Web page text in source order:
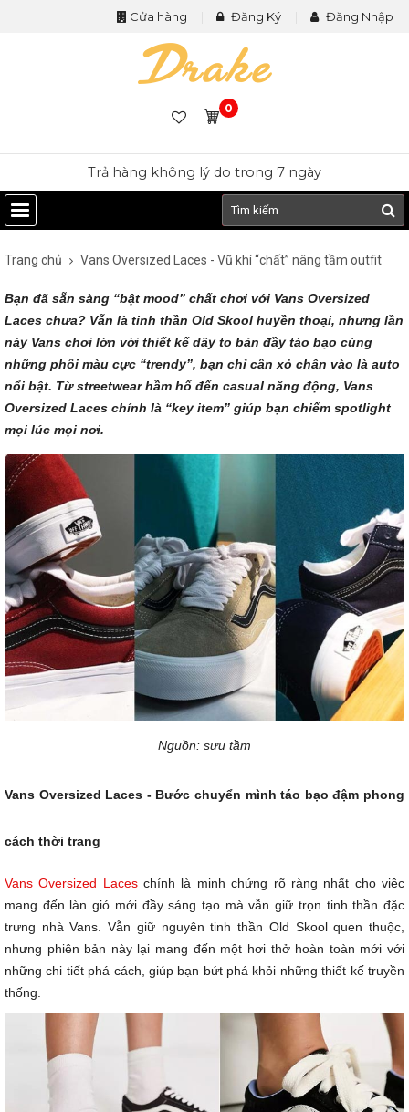
Cửa hàng Đăng Ký Đăng Nhập
0
Tặng vớ khi mua giày
Trang chủ Vans Oversized Laces - Vũ khí “chất” nâng tầm outfit
Bạn đã sẵn sàng “bật mood” chất chơi với Vans Oversized
Laces chưa? Vẫn là tinh thần Old Skool huyền thoại, nhưng lần
này Vans chơi lớn với thiết kế dây to bản đầy táo bạo cùng
những phối màu cực “trendy”, bạn chỉ cần xỏ chân vào là auto
nổi bật. Từ streetwear hầm hố đến casual năng động, Vans
Oversized Laces chính là “key item” giúp bạn chiếm spotlight
mọi lúc mọi nơi.
Nguồn: sưu tầm
Vans Oversized Laces - Bước chuyển mình táo bạo đậm phong
cách thời trang
Vans Oversized Laceschính là minh chứng rõ ràng nhất cho việc
mang đến làn gió mới đầy sáng tạo mà vẫn giữ trọn tinh thần đặc
trưng nhà Vans. Vẫn giữ nguyên tinh thần Old Skool quen thuộc,
nhưng phiên bản này lại mang đến một hơi thở hoàn toàn mới với
những chi tiết phá cách, giúp bạn bứt phá khỏi những thiết kế truyền
thống.